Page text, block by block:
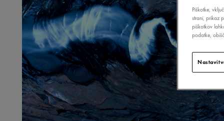
Piškotke,
strani, prikaz
piškotkov
podatke,